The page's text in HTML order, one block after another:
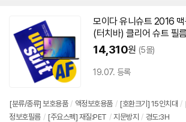
모이다 유니슈트 2016
(터치바) 클리어 슈트 필
14,310원 (5몰)
19.07. 등록
[분류/종류] 보호용품 / 액정보호용품 / [호환크기] 15인치 대 /
정보호필름 / [주요스펙] 재질:PET / 지문방지 / 경도:3H